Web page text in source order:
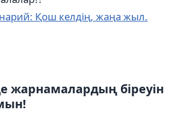
Қош келдің, жаңа жыл.
жарнамалардың біреуін